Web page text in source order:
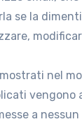
se la
nel
a